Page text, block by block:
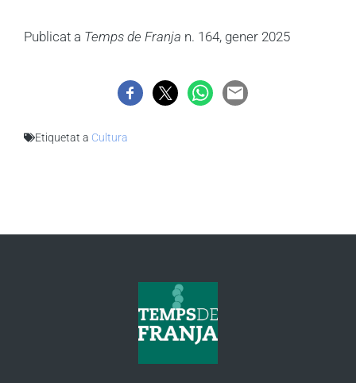
Publicat a Temps de Franja n. 164, gener 2025
Etiquetat a Cultura